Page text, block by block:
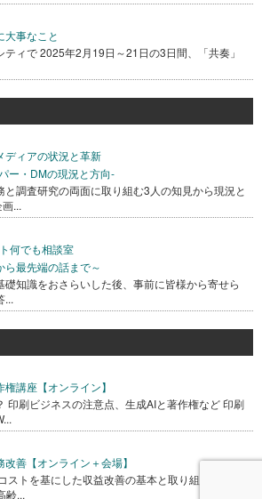
大事なこと
ィで 2025年2月19日～21日の3日間、「共奏」
ディアの状況と革新
ー・DMの現況と方向-
調査研究の両面に取り組む3人の知見から現況と
...
何でも相談室
ら最先端の話まで～
知識をおさらいした後、事前に皆様から寄せら
...
講座【オンライン】
印刷ビジネスの注意点、生成AIと著作権など 印刷
善【オンライン＋会場】
トを基にした収益改善の基本と取り組み方
齢...